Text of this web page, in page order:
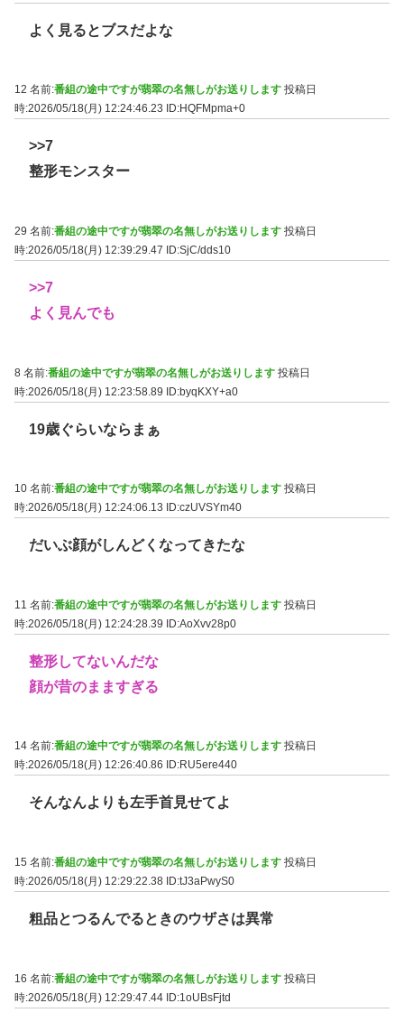
よく見るとブスだよな
12 名前:番組の途中ですが翡翠の名無しがお送りします 投稿日
時:2026/05/18(月) 12:24:46.23
ID:HQFMpma+0
>>7
整形モンスター
29 名前:番組の途中ですが翡翠の名無しがお送りします 投稿日
時:2026/05/18(月) 12:39:29.47
ID:SjC/dds10
>>7
よく見んでも
8 名前:番組の途中ですが翡翠の名無しがお送りします 投稿日
時:2026/05/18(月) 12:23:58.89 ID:byqKXY+a0
19歳ぐらいならまぁ
10 名前:番組の途中ですが翡翠の名無しがお送りします 投稿日
時:2026/05/18(月) 12:24:06.13
ID:czUVSYm40
だいぶ顔がしんどくなってきたな
11 名前:番組の途中ですが翡翠の名無しがお送りします 投稿日
時:2026/05/18(月) 12:24:28.39 ID:AoXvv28p0
整形してないんだな
顔が昔のまますぎる
14 名前:番組の途中ですが翡翠の名無しがお送りします 投稿日
時:2026/05/18(月) 12:26:40.86
ID:RU5ere440
そんなんよりも左手首見せてよ
15 名前:番組の途中ですが翡翠の名無しがお送りします 投稿日
時:2026/05/18(月) 12:29:22.38 ID:tJ3aPwyS0
粗品とつるんでるときのウザさは異常
16 名前:番組の途中ですが翡翠の名無しがお送りします 投稿日
時:2026/05/18(月) 12:29:47.44 ID:1oUBsFjtd